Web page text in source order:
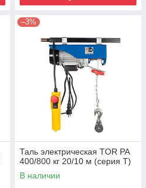
–3%
Таль электрическая TOR PA
400/800 кг 20/10 м (серия T)
В наличии